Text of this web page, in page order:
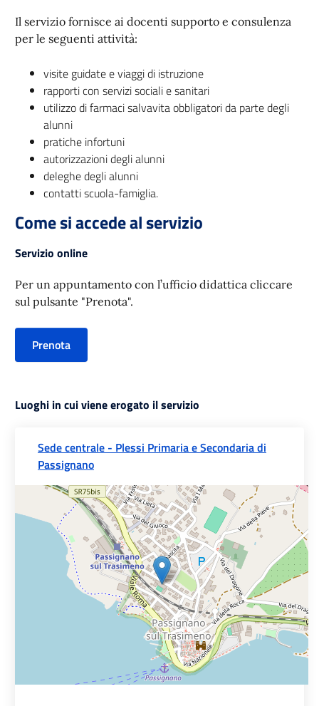
Il servizio fornisce ai docenti supporto e consulenza
per le seguenti attività:
visite guidate e viaggi di istruzione
rapporti con servizi sociali e sanitari
utilizzo di farmaci salvavita obbligatori da parte degli
alunni
pratiche infortuni
autorizzazioni degli alunni
deleghe degli alunni
contatti scuola-famiglia.
Come si accede al servizio
Servizio online
Per un appuntamento con l’ufficio didattica cliccare
sul pulsante "Prenota".
Prenota
Luoghi in cui viene erogato il servizio
Sede centrale - Plessi Primaria e Secondaria di
Passignano